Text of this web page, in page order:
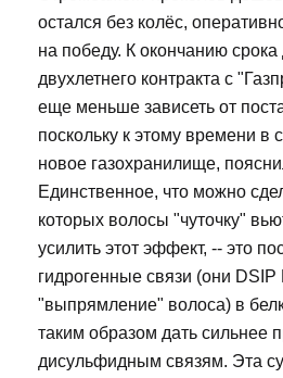
остался без колёс,
на победу. К окончанию срока
двухлетнего контракта с
еще меньше зависеть от
поскольку к этому времени в
новое газохранилище,
Единственное, что можно
которых волосы "чуточку"
усилить этот эффект, -- это
гидрогенные связи (они DSIP
"выпрямление" волоса) в
таким образом дать сильнее
дисульфидным связям. Эта